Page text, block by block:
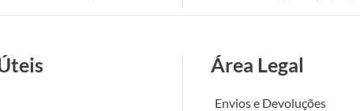
Área Legal
Envios e Devoluções